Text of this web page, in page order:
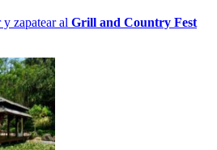
zapatear al Grill and Country Fest